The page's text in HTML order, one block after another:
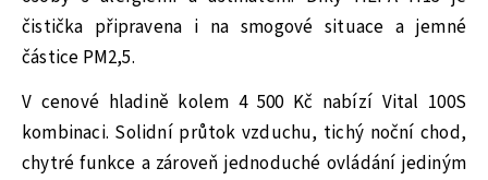
čistička připravena i na smogové situace a jemné
částice PM2,5.
V cenové hladině kolem 4 500 Kč nabízí Vital 100S
kombinaci. Solidní průtok vzduchu, tichý noční chod,
chytré funkce a zároveň jednoduché ovládání jediným